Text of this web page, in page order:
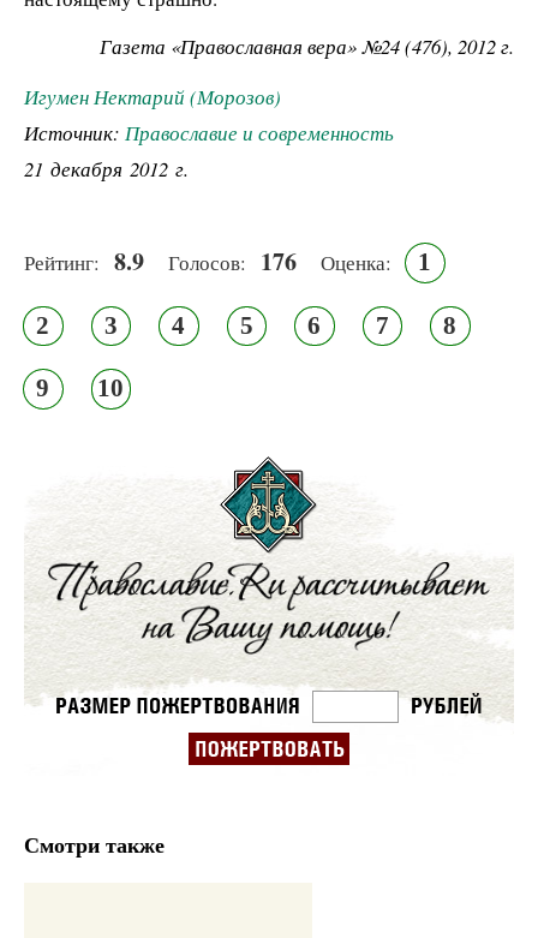
Газета «Православная вера» №24 (476), 2012 г.
Игумен Нектарий (Морозов)
Источник: Православие и современность
21 декабря 2012 г.
Рейтинг: 8.9 Голосов: 176 Оценка: 1
2 3 4 5 6 7 8
9 10
Смотри также